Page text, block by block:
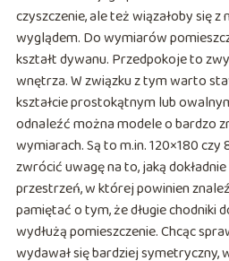
czyszczenie, ale też wiązałoby się
wyglądem. Do wymiarów
kształt dywanu. Przedpokoje to
wnętrza. W związku z tym warto
kształcie prostokątnym lub
odnaleźć można modele o bardzo
wymiarach. Są to m.in. 120×180 czy
zwrócić uwagę na to, jaką
przestrzeń, w której powinien
pamiętać o tym, że długie chodniki
wydłużą pomieszczenie. Chcąc
wydawał się bardziej symetryczny,